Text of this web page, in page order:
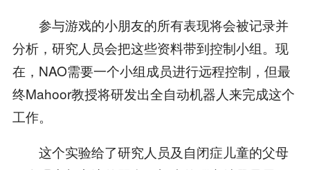
参与游戏的小朋友的所有表现将会被记录并
分析，研究人员会把这些资料带到控制小组。现
在，NAO需要一个小组成员进行远程控制，但最
终Mahoor教授将研发出全自动机器人来完成这个
工作。
这个实验给了研究人员及自闭症儿童的父母